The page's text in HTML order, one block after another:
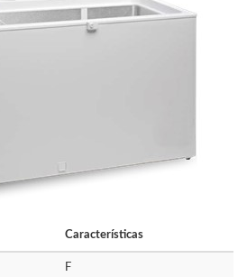
Características
F